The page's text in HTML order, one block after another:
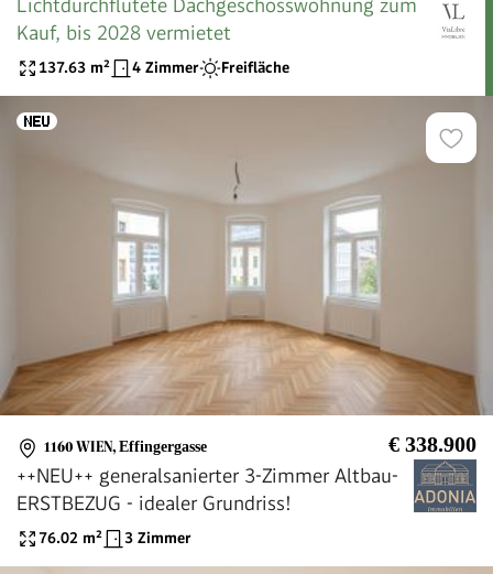
Lichtdurchflutete Dachgeschosswohnung zum
Kauf, bis 2028 vermietet
137.63 m² 4 Zimmer Freifläche
1160 WIEN, Effingergasse € 338.900
++NEU++ generalsanierter 3-Zimmer Altbau-
ERSTBEZUG - idealer Grundriss!
76.02 m² 3 Zimmer